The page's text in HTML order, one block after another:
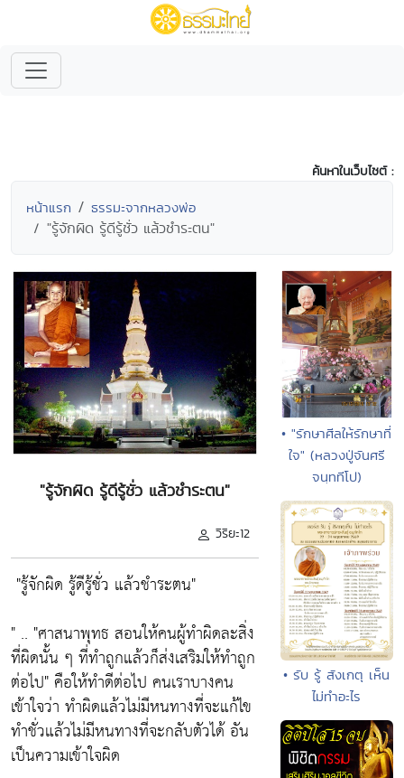
ค้นหาในเว็บไซต์ :
หน้าแรก ธรรมะจากหลวงพ่อ
"รู้จักผิด รู้ดีรู้ชั่ว แล้วชำระตน"
"รู้จักผิด รู้ดีรู้ชั่ว แล้วชำระตน"
วิริยะ12
"รู้จักผิด รู้ดีรู้ชั่ว แล้วชำระตน"
" .. "ศาสนาพุทธ สอนให้คนผู้ทำผิดละสิ่ง
ที่ผิดนั้น ๆ ที่ทำถูกแล้วก็ส่งเสริมให้ทำถูก
ต่อไป"คือให้ทำดีต่อไป คนเราบางคน
เข้าใจว่า ทำผิดแล้วไม่มีหนทางที่จะแก้ไข
ทำชั่วแล้วไม่มีหนทางที่จะกลับตัวได้ อัน
เป็นความเข้าใจผิด
• "รักษาศีลให้รักษาที่
ใจ" (หลวงปู่จันศรี
จนฺททีโป)
• รับ รู้ สังเกตุ เห็น
ไม่ทำอะไร